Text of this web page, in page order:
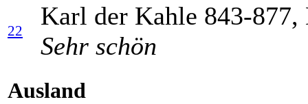
22
Karl der Kahle 843-
Sehr schön
Ausland